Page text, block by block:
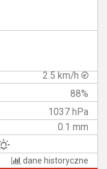
2.5 km/h
88%
1037 hPa
0.1 mm
dane historyczne